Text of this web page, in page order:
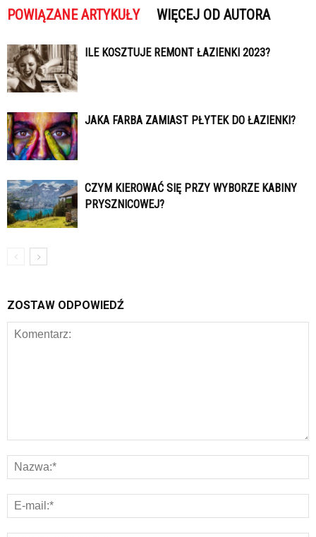
POWIĄZANE ARTYKUŁY WIĘCEJ OD AUTORA
ILE KOSZTUJE REMONT ŁAZIENKI 2023?
JAKA FARBA ZAMIAST PŁYTEK DO ŁAZIENKI?
CZYM KIEROWAĆ SIĘ PRZY WYBORZE KABINY
PRYSZNICOWEJ?
ZOSTAW ODPOWIEDŹ